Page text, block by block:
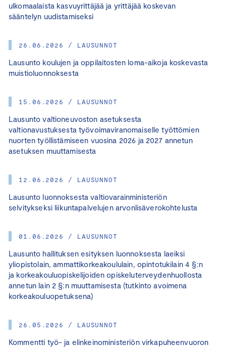
ulkomaalaista kasvuyrittäjää ja yrittäjää koskevan
sääntelyn uudistamiseksi
26.06.2026 / LAUSUNNOT
Lausunto koulujen ja oppilaitosten loma-aikoja koskevasta
muistioluonnoksesta
15.06.2026 / LAUSUNNOT
Lausunto valtioneuvoston asetuksesta
valtionavustuksesta työvoimaviranomaiselle työttömien
nuorten työllistämiseen vuosina 2026 ja 2027 annetun
asetuksen muuttamisesta
12.06.2026 / LAUSUNNOT
Lausunto luonnoksesta valtiovarainministeriön
selvitykseksi liikuntapalvelujen arvonlisäverokohtelusta
01.06.2026 / LAUSUNNOT
Lausunto hallituksen esityksen luonnoksesta laeiksi
yliopistolain, ammattikorkeakoululain, opintotukilain 4 §:n
ja korkeakouluopiskelijoiden opiskeluterveydenhuollosta
annetun lain 2 §:n muuttamisesta (tutkinto avoimena
korkeakouluopetuksena)
26.05.2026 / LAUSUNNOT
Kommentti työ- ja elinkeinoministeriön virkapuheenvuoron